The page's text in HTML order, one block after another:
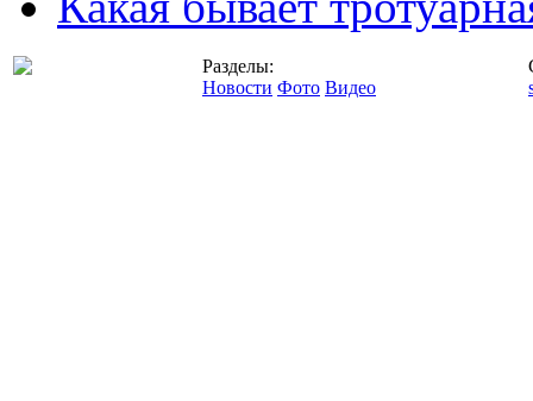
Разделы:
Новости Фото Видео